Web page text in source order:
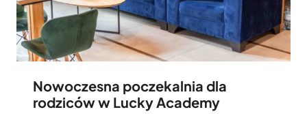
Nowoczesna poczekalnia dla
rodziców w Lucky Academy